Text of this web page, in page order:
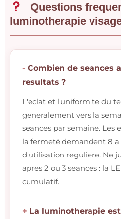
Questions
luminotherapie
Combien de seances
resultats ?
L'eclat et l'uniformite du
generalement vers la
seances par semaine. Les
la fermeté demandent 8 a
d'utilisation reguliere. Ne
apres 2 ou 3 seances : la
cumulatif.
La luminotherapie